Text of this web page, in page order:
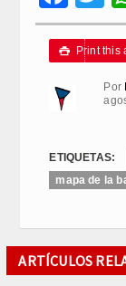
 Print this
Por
ETIQUETAS:
mapa de la
ARTÍCULOS